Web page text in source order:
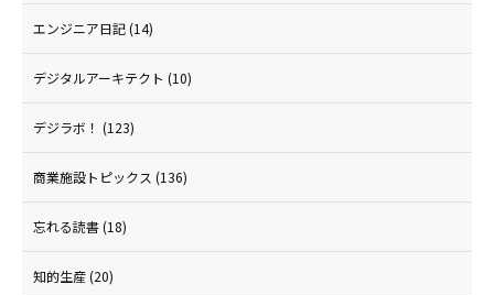
エンジニア日記(14)
デジタルアーキテクト (10)
デジラボ！ (123)
商業施設トピックス (136)
忘れる読書(18)
知的生産(20)